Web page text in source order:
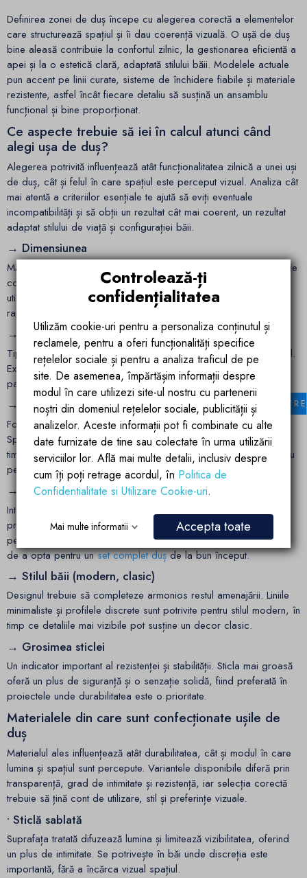
Definirea zonei de duș începe cu alegerea corectă a elementelor
care structurează spațiul și îi dau coerență vizuală. O ușă de duș
bine aleasă contribuie la confortul zilnic, la gestionarea eficientă a
apei și la o estetică clară, adaptată stilului băii. Modelele actuale
pun accent pe linii curate, sisteme de închidere fiabile și materiale
rezistente, astfel încât fiecare detaliu să susțină un ansamblu
funcțional și bine proporționat.
Ce aspecte trebuie să iei în calcul atunci când
alegi ușa de duș?
Alegerea potrivită influențează atât funcționalitatea zilnică a unei uși
de duș, cât și felul în care spațiul este perceput vizual. Analiza cât
mai atentă a criteriilor esențiale te ajută să eviți eventuale
incompatibilități și să obții un rezultat cât mai coerent, un rezultat
adaptat stilului de viață și configurației băii.
→ Dimensiunea
Măsurătorile corecte sunt fundamentale. Lățimea și înălțimea trebuie
corelate cu spațiul disponibil și cu zona de acces, astfel încât
utilizarea să fie confortabilă, fără restricții. Dimensiunea trebuie
raportată și la cea a unei
cădițe pentru duș
→ Montajul
Tipul de instalare influențează atât stabilitatea, cât și aspectul final.
Există uși de duș pentru montaj pe cădiță sau direct pe
pardoseală, fiecare cu cerințe specifice de aliniere și etanșare.
→ Tipul cabinei (dreptunghiulară, semicirculară, walk-in)
Forma uneicabine dușdetermină tipul de ușă de duș potrivit.
Spațiile generoase permit soluții walk-in sau dreptunghiulare, în
timp ce băile compacte beneficiază de variante semicirculare sau
pe colț.
→ Bugetul
Intervalul de preț variază în funcție de materiale, sisteme de
prindere și finisaje. Este important să fie stabilit de la început
pentru a filtra opțiunile relevante. De asemenea, există și varianta
de a opta pentru unset complet dușde la bun început.
→ Stilul băii (modern, clasic)
Designul trebuie să completeze armonios restul amenajării. Liniile
minimaliste și profilele discrete sunt potrivite pentru stilul modern, în
timp ce detaliile mai vizibile pot susține un decor clasic.
→ Grosimea sticlei
Un indicator important al rezistenței și stabilității. Sticla mai groasă
oferă un plus de siguranță și o senzație solidă, fiind preferată în
proiectele unde durabilitatea este o prioritate.
Materialele din care sunt confecționate ușile de
duș
Materialul ales influențează atât durabilitatea, cât și modul în care
lumina și spațiul sunt percepute. Variantele disponibile diferă prin
transparență, grad de intimitate și rezistență, iar selecția corectă
trebuie să țină cont de utilizare, stil și preferințe vizuale.
• Sticlă sablată
Suprafața tratată difuzează lumina și limitează vizibilitatea, oferind
un plus de intimitate. Se potrivește în băi unde discreția este
importantă, fără a încărca vizual spațiul.
Controlează-ți
confidențialitatea
Utilizăm cookie-uri pentru a personaliza conținutul și
reclamele, pentru a oferi funcționalități specifice
rețelelor sociale și pentru a analiza traficul de pe
site. De asemenea, împărtășim informații despre
modul în care utilizezi site-ul nostru cu partenerii
noștri din domeniul rețelelor sociale, publicității și
analizelor. Aceste informații pot fi combinate cu alte
date furnizate de tine sau colectate în urma utilizării
serviciilor lor. Află mai multe detalii, inclusiv despre
cum îți poți retrage acordul, în Politica de
Confidentialitate si Utilizare Cookie-uri.
Mai multe informatii Accepta toate
FILTRE